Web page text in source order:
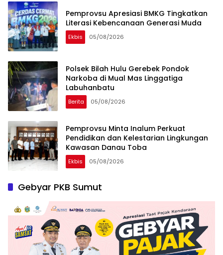
Pemprovsu Apresiasi BMKG Tingkatkan
Literasi Kebencanaan Generasi Muda
Ekbis 05/08/2026
Polsek Bilah Hulu Gerebek Pondok
Narkoba di Mual Mas Linggatiga
Labuhanbatu
Berita 05/08/2026
Pemprovsu Minta Inalum Perkuat
Pendidikan dan Kelestarian Lingkungan
Kawasan Danau Toba
Ekbis 05/08/2026
Gebyar PKB Sumut